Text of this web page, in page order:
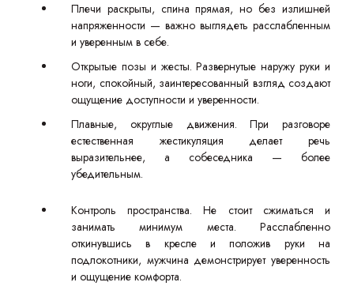
Плечи раскрыты, спина прямая, но без излишней
напряженности — важно выглядеть расслабленным
и уверенным в себе.
Открытые позы и жесты. Развернутые наружу руки и
ноги, спокойный, заинтересованный взгляд создают
ощущение доступности и уверенности.
Плавные, округлые движения. При разговоре
естественная жестикуляция делает речь
выразительнее, а собеседника — более
убедительным.
Контроль пространства. Не стоит сжиматься и
занимать минимум места. Расслабленно
откинувшись в кресле и положив руки на
подлокотники, мужчина демонстрирует уверенность
и ощущение комфорта.